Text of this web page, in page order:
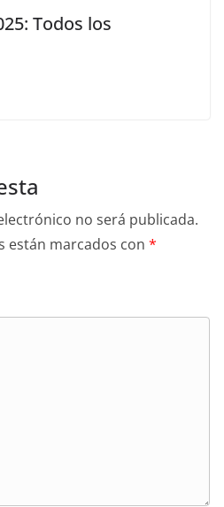
Todos los
no será publicada.
están marcados con *